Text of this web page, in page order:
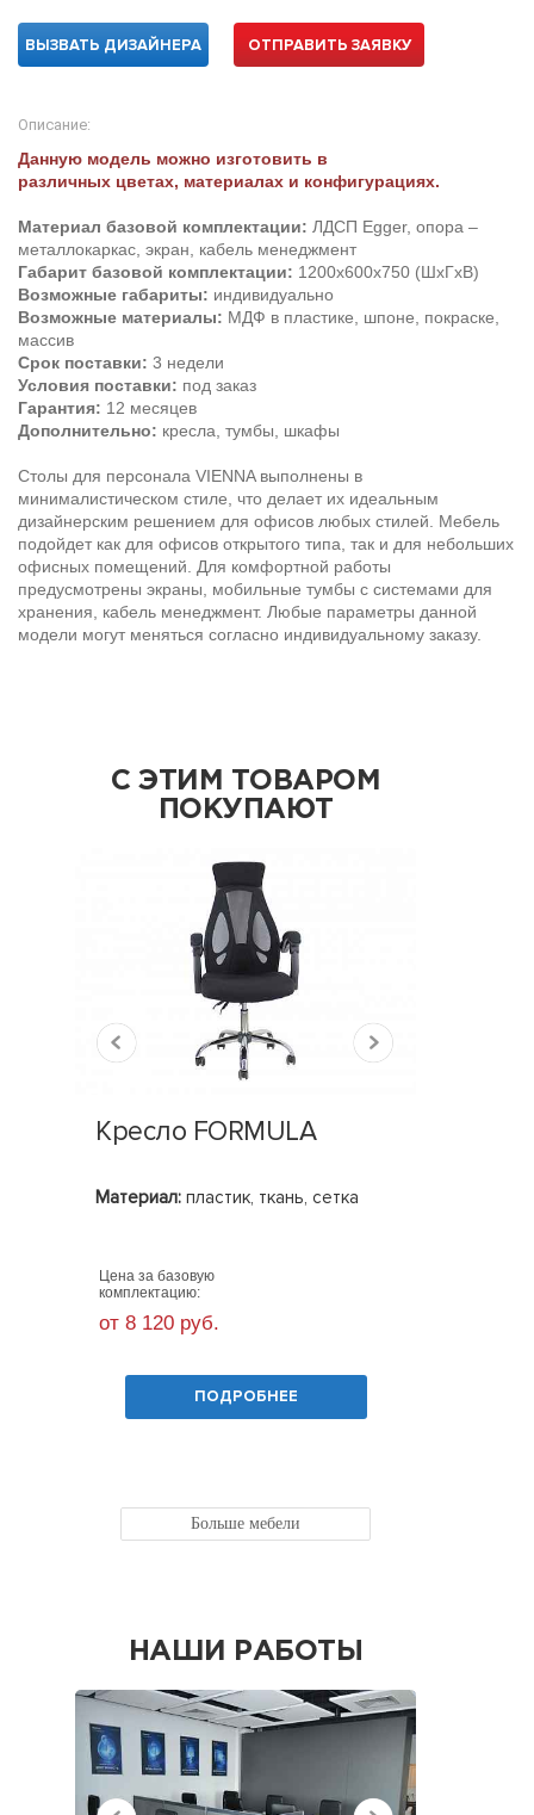
ВЫЗВАТЬ ДИЗАЙНЕРА ОТПРАВИТЬ ЗАЯВКУ
Описание:
Данную модель можно изготовить в
различных цветах, материалах и конфигурациях.
Материал базовой комплектации: ЛДСП Egger, опора –
металлокаркас, экран, кабель менеджмент
Габарит базовой комплектации: 1200х600х750 (ШхГхВ)
Возможные габариты: индивидуально
Возможные материалы: МДФ в пластике, шпоне, покраске,
массив
Срок поставки: 3 недели
Условия поставки: под заказ
Гарантия: 12 месяцев
Дополнительно: кресла, тумбы, шкафы
Столы для персонала VIENNA выполнены в
минималистическом стиле, что делает их идеальным
дизайнерским решением для офисов любых стилей. Мебель
подойдет как для офисов открытого типа, так и для небольших
офисных помещений. Для комфортной работы
предусмотрены экраны, мобильные тумбы с системами для
хранения, кабель менеджмент. Любые параметры данной
модели могут меняться согласно индивидуальному заказу.
С ЭТИМ ТОВАРОМ
ПОКУПАЮТ
Кресло FORMULA
Материал: пластик, ткань, сетка
Цена за базовую
комплектацию:
от 8 120 руб.
ПОДРОБНЕЕ
Больше мебели
НАШИ РАБОТЫ